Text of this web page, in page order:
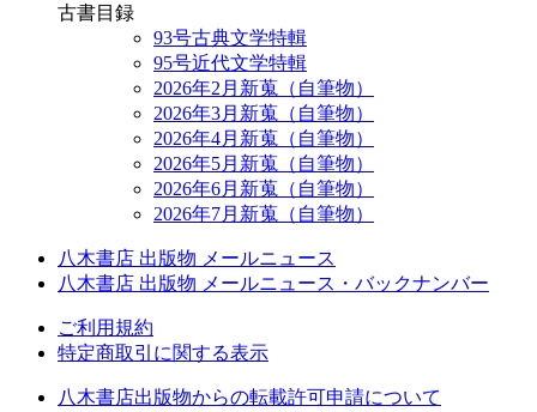
古書目録
93号古典文学特輯
95号近代文学特輯
2026年2月新蒐（自筆物）
2026年3月新蒐（自筆物）
2026年4月新蒐（自筆物）
2026年5月新蒐（自筆物）
2026年6月新蒐（自筆物）
2026年7月新蒐（自筆物）
八木書店 出版物 メールニュース
八木書店 出版物 メールニュース・バックナンバー
ご利用規約
特定商取引に関する表示
八木書店出版物からの転載許可申請について